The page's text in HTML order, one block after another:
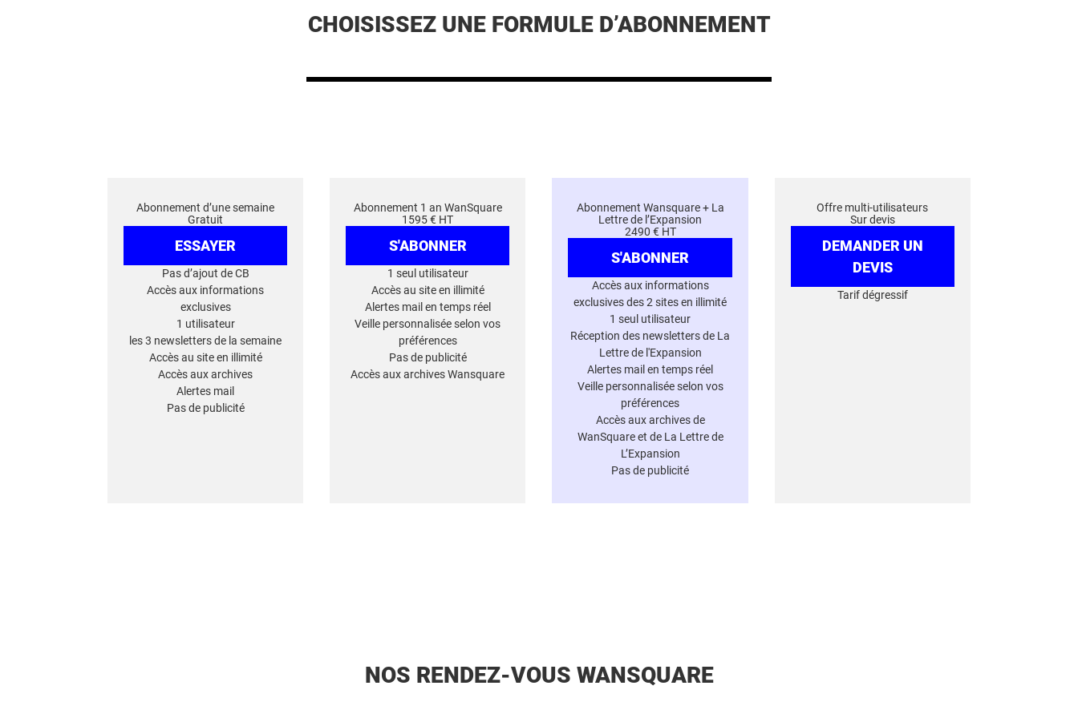
CHOISISSEZ UNE FORMULE D’ABONNEMENT
Abonnement d’une semaine
Gratuit
ESSAYER
Pas d’ajout de CB
Accès aux informations
exclusives
1 utilisateur
les 3 newsletters de la semaine
Accès au site en illimité
Accès aux archives
Alertes mail
Pas de publicité
Abonnement 1 an WanSquare
1595 € HT
S'ABONNER
1 seul utilisateur
Accès au site en illimité
Alertes mail en temps réel
Veille personnalisée selon vos
préférences
Pas de publicité
Accès aux archives Wansquare
Abonnement Wansquare + La
Lettre de l’Expansion
2490 € HT
S'ABONNER
Accès aux informations
exclusives des 2 sites en illimité
1 seul utilisateur
Réception des newsletters de La
Lettre de l'Expansion
Alertes mail en temps réel
Veille personnalisée selon vos
préférences
Accès aux archives de
WanSquare et de La Lettre de
L’Expansion
Pas de publicité
Offre multi-utilisateurs
Sur devis
DEMANDER UN
DEVIS
Tarif dégressif
NOS RENDEZ-VOUS WANSQUARE